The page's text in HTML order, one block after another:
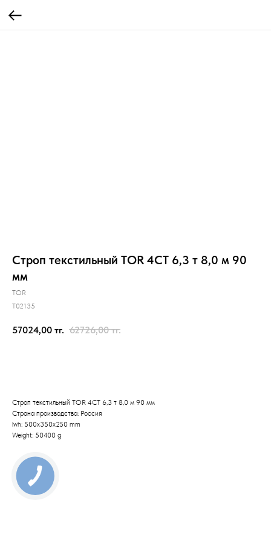
Строп текстильный TOR 4СТ 6,3 т 8,0 м 90
мм
TOR
T02135
57024,00 тг. 62726,00 тг.
Строп текстильный TOR 4СТ 6,3 т 8,0 м 90 мм
Страна производства: Россия
lwh: 500x350x250 mm
Weight: 50400 g